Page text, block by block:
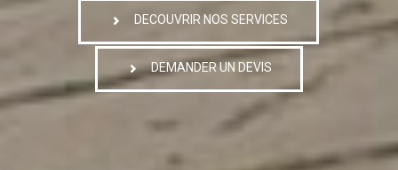
DECOUVRIR NOS SERVICES
DEMANDER UN DEVIS